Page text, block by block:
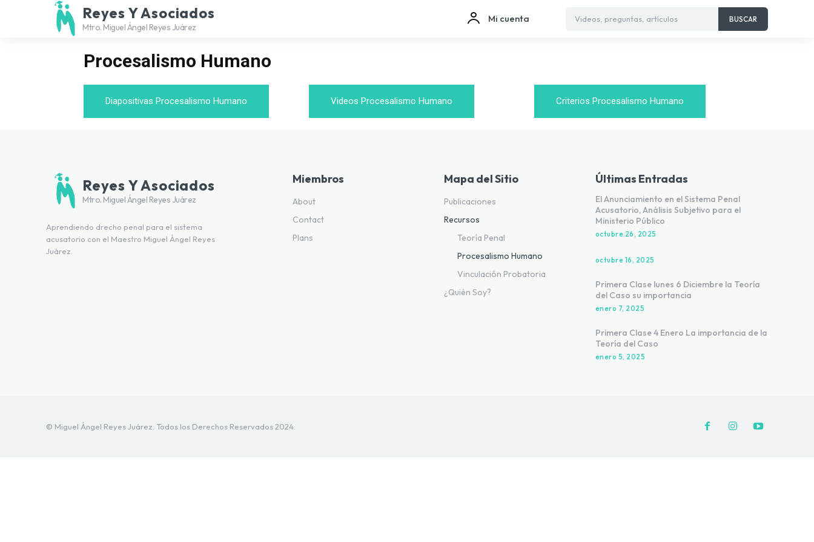
Reyes Y Asociados
Mtro. Miguel Ángel Reyes Juárez
Mi cuenta Videos, preguntas, artículos BUSCAR
Procesalismo Humano
Diapositivas Procesalismo Humano Videos Procesalismo Humano Criterios Procesalismo Humano
Reyes Y Asociados
Mtro. Miguel Ángel Reyes Juárez
Aprendiendo drecho penal para el sistema
acusatorio con el Maestro Miguel Ángel Reyes
Juárez.
Miembros
About
Contact
Plans
Mapa del Sitio
Publicaciones
Recursos
Teoría Penal
Procesalismo Humano
Vinculación Probatoria
¿Quién Soy?
Últimas Entradas
El Anunciamiento en el Sistema Penal
Acusatorio, Análisis Subjetivo para el
Ministerio Público
octubre 26, 2025
octubre 16, 2025
Primera Clase lunes 6 Diciembre la Teoría
del Caso su importancia
enero 7, 2025
Primera Clase 4 Enero La importancia de la
Teoría del Caso
enero 5, 2025
© Miguel Ángel Reyes Juárez. Todos los Derechos Reservados 2024.